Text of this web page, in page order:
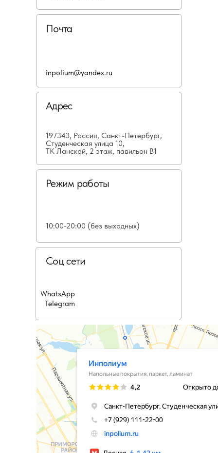
Почта
Адрес
197343, Россия, Санкт-Петербург,
Студенческая улица 10,
ТК Ланской, 2 этаж, павильон В1
Режим работы
10:00-20:00 (без выходных)
Соц сети
inpolium@yandex.ru
WhatsApp
Telegram